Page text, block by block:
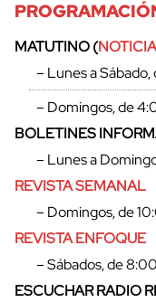
MATUTINO (
– Lunes a
– Domingos, de
BOLETINES
– Lunes a
REVISTA SEMANAL
– Domingos, de
REVISTA ENFOQUE
– Sábados, de
ESCUCHAR RADIO